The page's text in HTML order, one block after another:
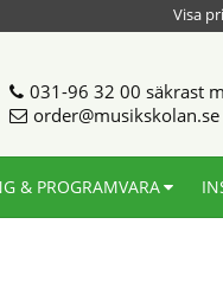
Visa
031-96 32 00 säkrast
order@musikskolan.se
& PROGRAMVARA